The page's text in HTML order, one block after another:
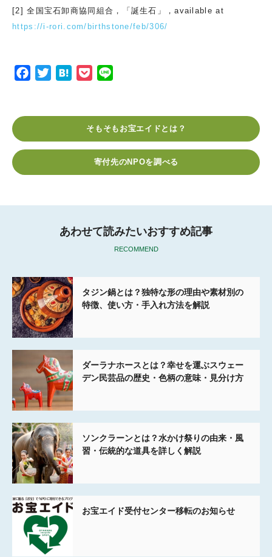
[2] 全国宝石卸商協同組合，「誕生石」，available at
https://i-rori.com/birthstone/feb/306/
o
e
a
t
そもそもお宝エイドとは？
寄付先のNPOを調べる
あわせて読みたいおすすめ記事
RECOMMEND
タジン鍋とは？独特な形の理由や素材別の
特徴、使い方・手入れ方法を解説
ダーラナホースとは？幸せを運ぶスウェー
デン民芸品の歴史・色柄の意味・見分け方
ソンクラーンとは？水かけ祭りの由来・風
習・伝統的な道具を詳しく解説
お宝エイド受付センター移転のお知らせ